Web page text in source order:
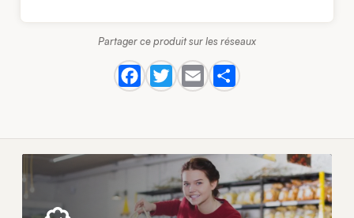
Partager ce produit sur les réseaux